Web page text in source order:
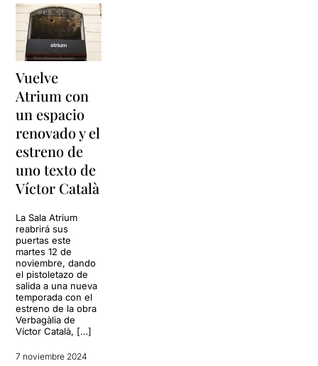
Vuelve
Atrium con
un espacio
renovado y el
estreno de
uno texto de
Víctor Català
La Sala Atrium
reabrirá sus
puertas este
martes 12 de
noviembre, dando
el pistoletazo de
salida a una nueva
temporada con el
estreno de la obra
Verbagàlia de
Víctor Català, […]
7 noviembre 2024